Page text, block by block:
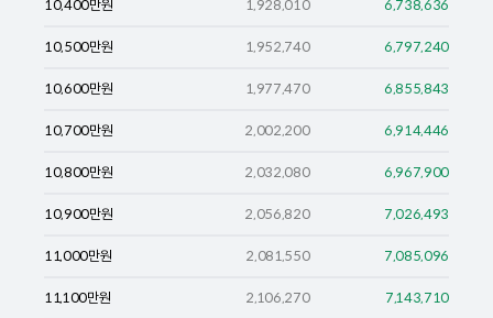
10,400만원 1,928,010 6,738,636
10,500만원 1,952,740 6,797,240
10,600만원 1,977,470 6,855,843
10,700만원 2,002,200 6,914,446
10,800만원 2,032,080 6,967,900
10,900만원 2,056,820 7,026,493
11,000만원 2,081,550 7,085,096
11,100만원 2,106,270 7,143,710